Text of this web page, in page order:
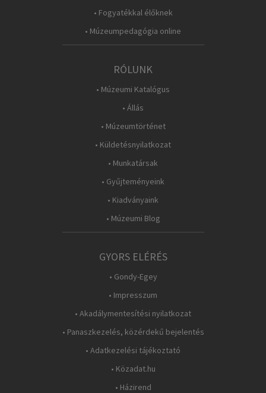
• Fogyatékkal élőknek
• Múzeumpedagógia online
RÓLUNK
• Múzeumi Katalógus
• Állás
• Múzeumtörténet
• Küldetésnyilatkozat
• Munkatársak
• Gyűjteményeink
• Kiadványaink
• Múzeumi Blog
GYORS ELÉRÉS
• Gondy-Egey
• Impresszum
• Akadálymentesítési nyilatkozat
• Panaszkezelés, közérdekű bejelentés
• Adatkezelési tájékoztató
• Közadat.hu
• Házirend